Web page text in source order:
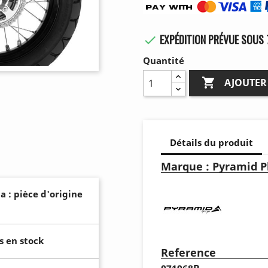
: pièce d'origine
en stock
 EXPÉDITION PRÉVUE
Quantité

Détails du produit
Marque : Pyramid
Reference